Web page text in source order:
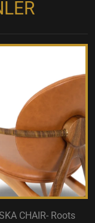
CHAIR- Roots